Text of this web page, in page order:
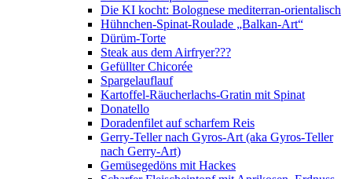
Die KI kocht: Bolognese mediterran-orientalisch
Hühnchen-Spinat-Roulade „Balkan-Art“
Dürüm-Torte
Steak aus dem Airfryer???
Gefüllter Chicorée
Spargelauflauf
Kartoffel-Räucherlachs-Gratin mit Spinat
Donatello
Doradenfilet auf scharfem Reis
Gerry-Teller nach Gyros-Art (aka Gyros-Teller
nach Gerry-Art)
Gemüsegedöns mit Hackes